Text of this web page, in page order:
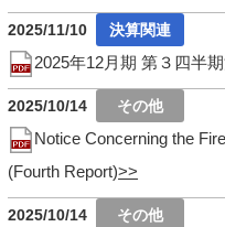
2025/11/10
2025年12月期 第３四半
2025/10/14
Notice Concerning the
(Fourth Report)
2025/10/14